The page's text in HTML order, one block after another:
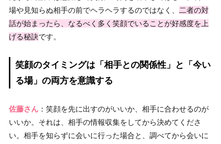
場や見知らぬ相手の前でヘラヘラするのではなく、
二者の対
話が始まったら、なるべく多く笑顔でいることが好感度を上
げる秘訣です。
笑顔のタイミングは「相手との関係性」と「今い
る場」の両方を意識する
佐藤さん ：笑顔を先に出すのがいいか、相手に合わせるのが
いいか。それは、相手の情報収集をしてから決めてくださ
い。相手を知らずに会いに行った場合と、調べてから会いに